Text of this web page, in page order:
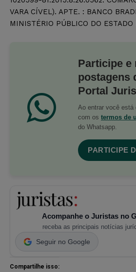
VARA CÍVEL). APTE. : BANCO
MINISTÉRIO PÚBLICO DO ESTADO
Participe e
postagens
Portal
Ao entrar você está
com os termos de
do Whatsapp.
PARTICIPE
Acompanhe o Juristas no
receba as principais notícias
Seguir no Google
Compartilhe isso: